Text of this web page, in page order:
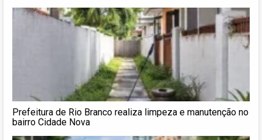
Prefeitura de Rio Branco realiza limpeza e manutenção no
bairro Cidade Nova